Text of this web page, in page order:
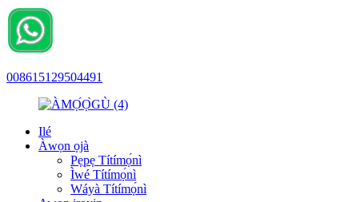
008615129504491
Ilé
Àwọn ọjà
Pẹpẹ Títímọ́nì
Ìwé Títímọ́nì
Wáyà Títímọ́nì